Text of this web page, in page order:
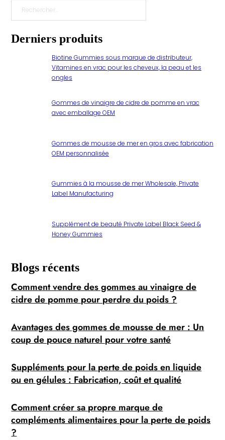
Rechercher
Derniers produits
Biotine Gummies sous marque de distributeur,
Vitamines en vrac pour les cheveux, la peau et les
ongles
Gommes de vinaigre de cidre de pomme en vrac
avec emballage OEM
Gommes de mousse de mer en gros avec fabrication
OEM personnalisée
Gummies à la mousse de mer Wholesale, Private
Label Manufacturing
Supplément de beauté Private Label Black Seed &
Honey Gummies
Blogs récents
Comment vendre des gommes au vinaigre de
cidre de pomme pour perdre du poids ?
Avantages des gommes de mousse de mer : Un
coup de pouce naturel pour votre santé
Suppléments pour la perte de poids en liquide
ou en gélules : Fabrication, coût et qualité
Comment créer sa propre marque de
compléments alimentaires pour la perte de poids
?